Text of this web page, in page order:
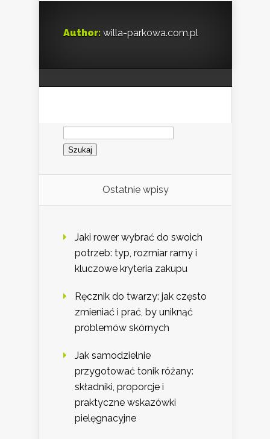
Author: willa-parkowa.com.pl
Szukaj:
Ostatnie wpisy
Jaki rower wybrać do swoich
potrzeb: typ, rozmiar ramy i
kluczowe kryteria zakupu
Ręcznik do twarzy: jak często
zmieniać i prać, by uniknąć
problemów skórnych
Jak samodzielnie
przygotować tonik różany:
składniki, proporcje i
praktyczne wskazówki
pielęgnacyjne